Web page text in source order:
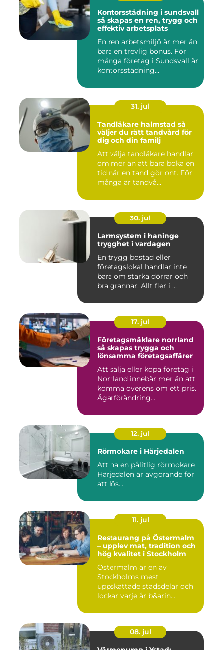
Kontorsstädning i sundsvall
så skapas en ren, trygg och
effektiv arbetsplats
En ren arbetsmiljö är mer än
bara en trevlig bonus. För
många företag i Sundsvall är
kontorsstädning...
31. jul
Tandläkare halmstad så
väljer du rätt tandvård för
dig och din familj
Att välja tandläkare handlar
om mer än att bara boka en
tid när en tand gör ont. För
många är tandvå...
30. jul
Larmsystem i haninge
trygghet i vardagen
En trygg bostad eller
företagslokal handlar inte
bara om starka dörrar och
bra grannar. Allt fler i ...
17. jul
Företagsmäklare norrland
så skapas trygga och
lönsamma företagsaffärer
Att sälja eller köpa företag i
Norrland innebär mer än att
komma överens om ett pris.
Ägarförändring...
12. jul
Rörmokare i Härjedalen
Att ha en pålitlig rörmokare
Härjedalen är avgörande för
att lös...
11. jul
Restaurang på Östermalm
– upplev mat, tradition och
hög kvalitet i Stockholm
Östermalm är en av
Stockholms mest
uppskattade stadsdelar och
lockar varje år b&arin...
08. jul